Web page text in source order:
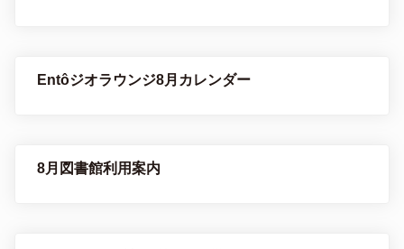
Entôジオラウンジ8月カレンダー
8月図書館利用案内